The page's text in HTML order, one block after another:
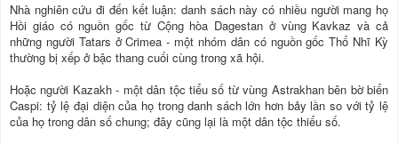
Nhà nghiên cứu đi đến kết luận: danh sách này có nhiều người mang họ
Hồi giáo có nguồn gốc từ Cộng hòa Dagestan ở vùng Kavkaz và cả
những người Tatars ở Crimea - một nhóm dân có nguồn gốc Thổ Nhĩ Kỳ
thường bị xếp ở bậc thang cuối cùng trong xã hội.
Hoặc người Kazakh - một dân tộc tiểu số từ vùng Astrakhan bên bờ biển
Caspi: tỷ lệ đại diện của họ trong danh sách lớn hơn bảy lần so với tỷ lệ
của họ trong dân số chung; đây cũng lại là một dân tộc thiểu số.